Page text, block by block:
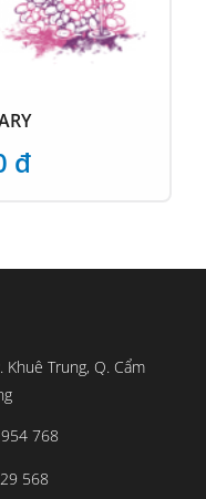
đ
Trung, Q. Cẩm
768
568